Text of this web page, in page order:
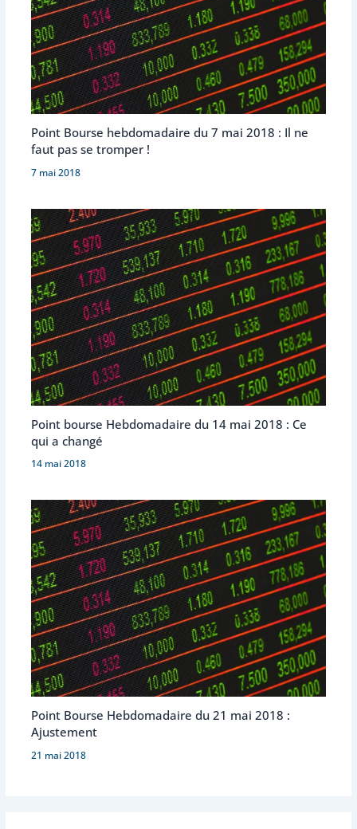
Point Bourse hebdomadaire du 7 mai 2018 : Il ne
faut pas se tromper !
7 mai 2018
Point bourse Hebdomadaire du 14 mai 2018 : Ce
qui a changé
14 mai 2018
Point Bourse Hebdomadaire du 21 mai 2018 :
Ajustement
21 mai 2018